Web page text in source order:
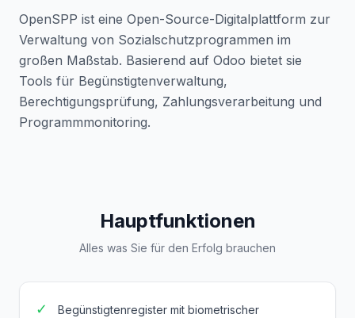
OpenSPP ist eine Open-Source-Digitalplattform zur
Verwaltung von Sozialschutzprogrammen im
großen Maßstab. Basierend auf Odoo bietet sie
Tools für Begünstigtenverwaltung,
Berechtigungsprüfung, Zahlungsverarbeitung und
Programmmonitoring.
Hauptfunktionen
Alles was Sie für den Erfolg brauchen
✓
Begünstigtenregister mit biometrischer